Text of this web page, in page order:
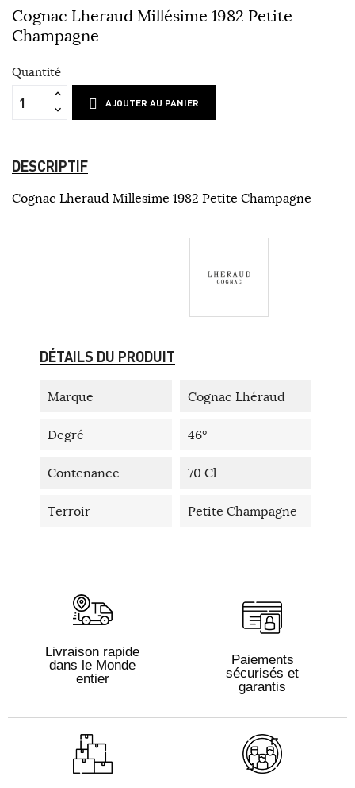
Cognac Lheraud Millésime 1982 Petite
Champagne
Quantité
AJOUTER AU PANIER
DESCRIPTIF
Cognac Lheraud Millesime 1982 Petite Champagne
DÉTAILS DU PRODUIT
Marque Cognac Lhéraud
Degré 46°
Contenance 70 Cl
Terroir Petite Champagne
Livraison rapide
dans le Monde
entier
Paiements
sécurisés et
garantis